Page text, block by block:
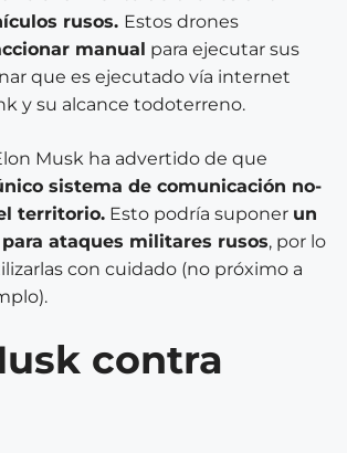
rusos. Estos drones
manual para ejecutar sus
que es ejecutado vía internet
y su alcance todoterreno.
Musk ha advertido de que
sistema de comunicación no-
territorio. Esto podría suponer un
ataques militares rusos, por lo
con cuidado (no próximo a
contra